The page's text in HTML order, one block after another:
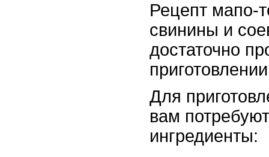
Рецепт мапо-
свинины и
достаточно
Для
вам
ингредиенты: